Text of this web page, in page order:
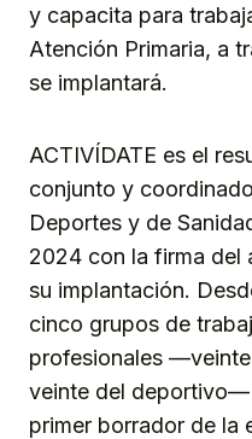
y capacita para
Atención Primaria, a
se implantará.
ACTIVÍDATE es el
conjunto y
Deportes y de
2024 con la firma del
su implantación.
cinco grupos de
profesionales
veinte del deportivo—
primer borrador de la